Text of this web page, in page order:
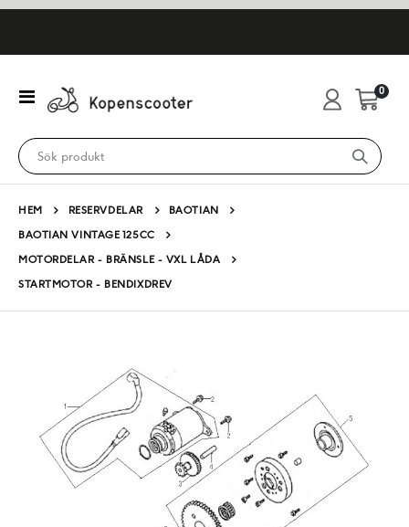
Växla
Nav
Cart
0
HEM RESERVDELAR
BAOTIAN
BAOTIAN VINTAGE 125CC
MOTORDELAR - BRÄNSLE - VXL LÅDA
STARTMOTOR - BENDIXDREV